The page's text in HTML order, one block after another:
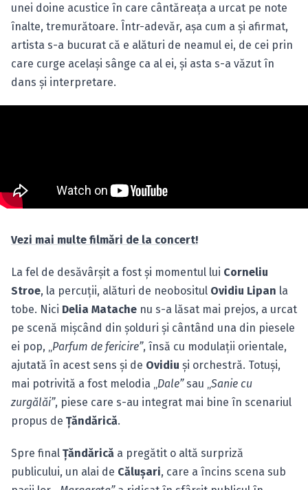
unei doine acustice în care cântăreaţa a urcat pe note
înalte, tremurătoare. Într-adevăr, aşa cum a şi afirmat,
artista s-a bucurat că e alături de neamul ei, de cei prin
care curge acelaşi sânge ca al ei, şi asta s-a văzut în
dans şi interpretare.
Vezi mai multe filmări de la concert!
La fel de desăvârşit a fost şi momentul lui Corneliu
Stroe, la percuţii, alături de neobositul Ovidiu Lipan la
tobe. Nici Delia Matache nu s-a lăsat mai prejos, a urcat
pe scenă mişcând din şolduri şi cântând una din piesele
ei pop, „ Parfum de fericire”, însă cu modulaţii orientale,
ajutată în acest sens şi de Ovidiu şi orchestră. Totuşi,
mai potrivită a fost melodia „ Dale”sau „ Sanie cu
zurgălăi”, piese care s-au integrat mai bine în scenariul
propus de Ţăndărică.
Spre final Ţăndărică a pregătit o altă surpriză
publicului, un alai de Căluşari, care a încins scena sub